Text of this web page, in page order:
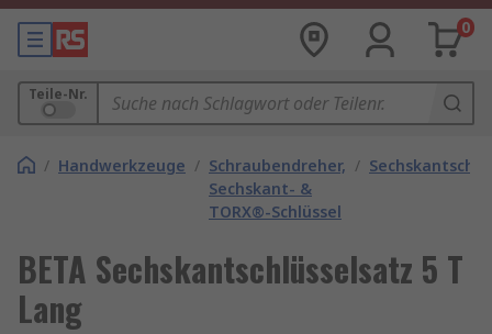
0
Teile-Nr.
/ Handwerkzeuge / Schraubendreher,
Sechskant- &
TORX®-Schlüssel
/
BETA Sechskantschlüsselsatz 5 T
Lang